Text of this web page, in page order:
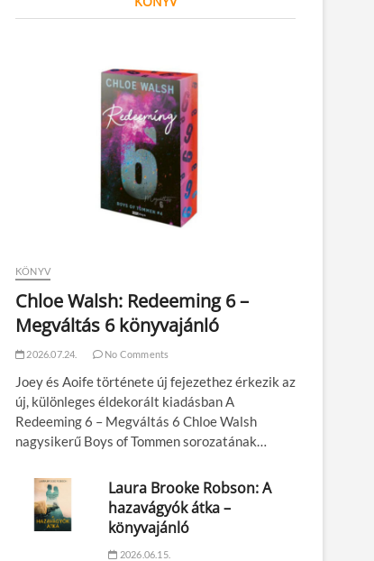
KÖNYV
Chloe Walsh: Redeeming 6 –
Megváltás 6 könyvajánló
2026.07.24. No Comments
Joey és Aoife története új fejezethez érkezik az
új, különleges éldekorált kiadásban A
Redeeming 6 – Megváltás 6 Chloe Walsh
nagysikerű Boys of Tommen sorozatának…
Laura Brooke Robson: A
hazavágyók átka –
könyvajánló
2026.06.15.